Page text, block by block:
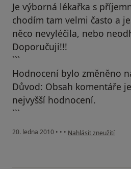
Je výborná lékařka s
chodím tam velmi často a
něco nevyléčila, nebo
Doporučuji!!!
```
Hodnocení bylo změněno
Důvod: Obsah komentáře
nejvyšší hodnocení.
```
20. ledna 2010 • • • podle názoru uživatele
Nahlásit zneužití